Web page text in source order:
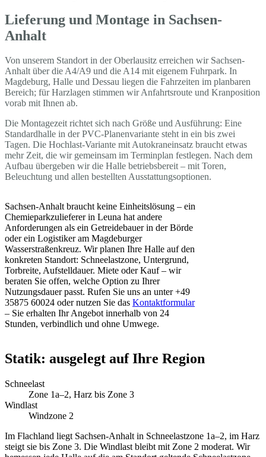
Lieferung und Montage in Sachsen-
Anhalt
Von unserem Standort in der Oberlausitz erreichen wir Sachsen-
Anhalt über die A4/A9 und die A14 mit eigenem Fuhrpark. In
Magdeburg, Halle und Dessau liegen die Fahrzeiten im planbaren
Bereich; für Harzlagen stimmen wir Anfahrtsroute und Kranposition
vorab mit Ihnen ab.
Die Montagezeit richtet sich nach Größe und Ausführung: Eine
Standardhalle in der PVC-Planenvariante steht in ein bis zwei
Tagen. Die Hochlast-Variante mit Autokraneinsatz braucht etwas
mehr Zeit, die wir gemeinsam im Terminplan festlegen. Nach dem
Aufbau übergeben wir die Halle betriebsbereit – mit Toren,
Beleuchtung und allen bestellten Ausstattungsoptionen.
Sachsen-Anhalt braucht keine Einheitslösung – ein
Chemieparkzulieferer in Leuna hat andere
Anforderungen als ein Getreidebauer in der Börde
oder ein Logistiker am Magdeburger
Wasserstraßenkreuz. Wir planen Ihre Halle auf den
konkreten Standort: Schneelastzone, Untergrund,
Torbreite, Aufstelldauer. Miete oder Kauf – wir
beraten Sie offen, welche Option zu Ihrer
Nutzungsdauer passt. Rufen Sie uns an unter +49
35875 60024 oder nutzen Sie das Kontaktformular
– Sie erhalten Ihr Angebot innerhalb von 24
Stunden, verbindlich und ohne Umwege.
Statik: ausgelegt auf Ihre Region
Schneelast
Zone 1a–2, Harz bis Zone 3
Windlast
Windzone 2
Im Flachland liegt Sachsen-Anhalt in Schneelastzone 1a–2, im Harz
steigt sie bis Zone 3. Die Windlast bleibt mit Zone 2 moderat. Wir